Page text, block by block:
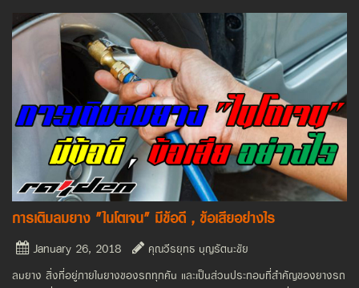
การเติมลมยาง "ไนโตเจน" มีข้อดี , ข้อเสียอย่างไร
January 26, 2018
คุณวีรยุทธ บุญรัตนะชัย
ลมยาง สิ่งที่อยู่ภายในยางของรถทุกคัน และเป็นส่วนประกอบที่สำคัญของยางรถ